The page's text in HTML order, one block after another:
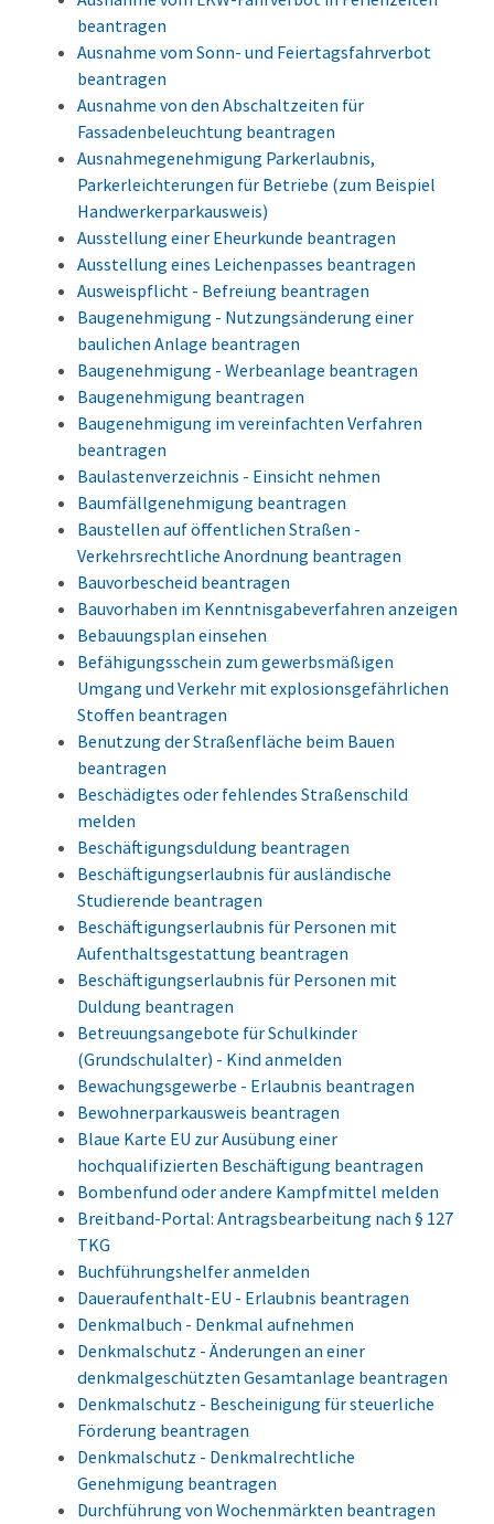
beantragen
Ausnahme vom Sonn- und Feiertagsfahrverbot
beantragen
Ausnahme von den Abschaltzeiten für
Fassadenbeleuchtung beantragen
Ausnahmegenehmigung Parkerlaubnis,
Parkerleichterungen für Betriebe (zum Beispiel
Handwerkerparkausweis)
Ausstellung einer Eheurkunde beantragen
Ausstellung eines Leichenpasses beantragen
Ausweispflicht - Befreiung beantragen
Baugenehmigung - Nutzungsänderung einer
baulichen Anlage beantragen
Baugenehmigung - Werbeanlage beantragen
Baugenehmigung beantragen
Baugenehmigung im vereinfachten Verfahren
beantragen
Baulastenverzeichnis - Einsicht nehmen
Baumfällgenehmigung beantragen
Baustellen auf öffentlichen Straßen -
Verkehrsrechtliche Anordnung beantragen
Bauvorbescheid beantragen
Bauvorhaben im Kenntnisgabeverfahren anzeigen
Bebauungsplan einsehen
Befähigungsschein zum gewerbsmäßigen
Umgang und Verkehr mit explosionsgefährlichen
Stoffen beantragen
Benutzung der Straßenfläche beim Bauen
beantragen
Beschädigtes oder fehlendes Straßenschild
melden
Beschäftigungsduldung beantragen
Beschäftigungserlaubnis für ausländische
Studierende beantragen
Beschäftigungserlaubnis für Personen mit
Aufenthaltsgestattung beantragen
Beschäftigungserlaubnis für Personen mit
Duldung beantragen
Betreuungsangebote für Schulkinder
(Grundschulalter) - Kind anmelden
Bewachungsgewerbe - Erlaubnis beantragen
Bewohnerparkausweis beantragen
Blaue Karte EU zur Ausübung einer
hochqualifizierten Beschäftigung beantragen
Bombenfund oder andere Kampfmittel melden
Breitband-Portal: Antragsbearbeitung nach § 127
TKG
Buchführungshelfer anmelden
Daueraufenthalt-EU - Erlaubnis beantragen
Denkmalbuch - Denkmal aufnehmen
Denkmalschutz - Änderungen an einer
denkmalgeschützten Gesamtanlage beantragen
Denkmalschutz - Bescheinigung für steuerliche
Förderung beantragen
Denkmalschutz - Denkmalrechtliche
Genehmigung beantragen
Durchführung von Wochenmärkten beantragen